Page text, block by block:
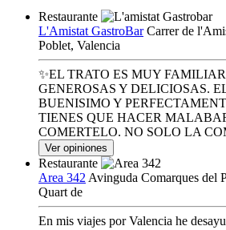
Restaurante
L'Amistat GastroBar Carrer de
Poblet, Valencia
✨EL TRATO ES MUY
GENEROSAS Y DELICIOSAS.
BUENISIMO Y
TIENES QUE HACER
COMERTELO. NO SOLO LA
Ver opiniones
Restaurante
Area 342 Avinguda Comarques del
Quart de
En mis viajes por Valencia he